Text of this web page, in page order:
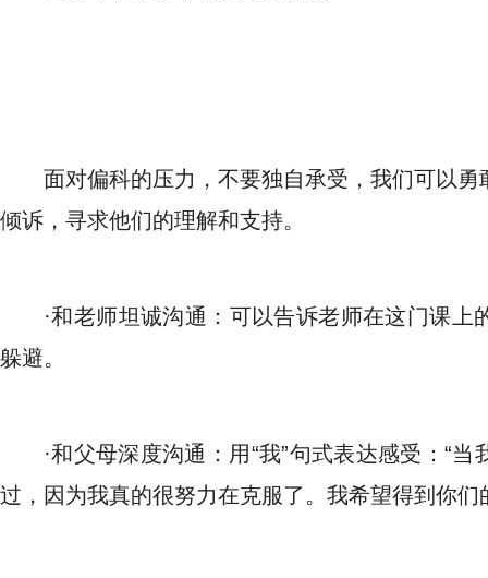
面对偏科的压力，不要独自承受，我们可以
倾诉，寻求他们的理解和支持。
·和老师坦诚沟通：可以告诉老师在这门课上
躲避。
·和父母深度沟通：用“我”句式表达感受：“
过，因为我真的很努力在克服了。我希望得到你们